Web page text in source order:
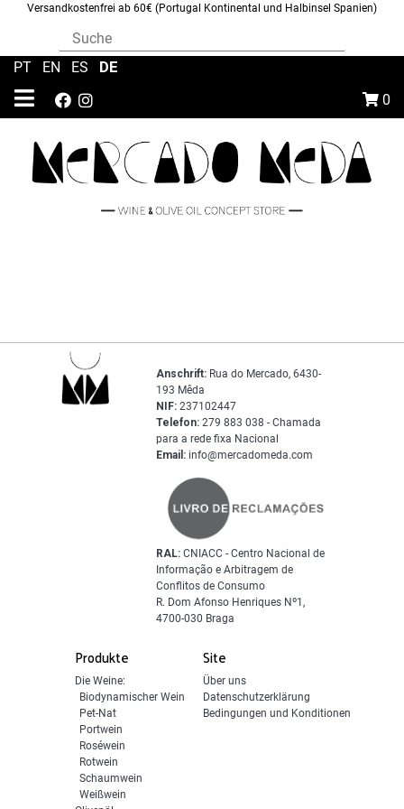
Versandkostenfrei ab 60€ (Portugal Kontinental und Halbinsel Spanien)
0
PT EN ES DE
Produkte
Die Weine:
Biodynamischer Wein
Pet-Nat
Portwein
Roséwein
Rotwein
Schaumwein
Weißwein
Site
Über uns
Datenschutzerklärung
Bedingungen und Konditionen
Anschrift: Rua do Mercado, 6430-
193 Mêda
NIF: 237102447
Telefon: 279 883 038 - Chamada
para a rede fixa Nacional
Email: info@mercadomeda.com
RAL: CNIACC - Centro Nacional de
Informação e Arbitragem de
Conflitos de Consumo
R. Dom Afonso Henriques Nº1,
4700-030 Braga